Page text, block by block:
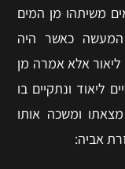
משיתהו מן המים
כאשר היה
אלא אמרה מן
ליאוד ונתקיים בו
ומשכה אותו
אביה: